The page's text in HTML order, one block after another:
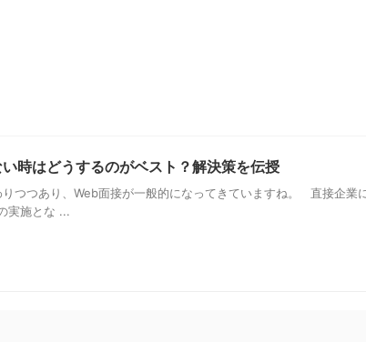
時はどうするのがベスト？解決策を伝授
つつあり、Web面接が一般的になってきていますね。 直接企業
実施とな ...